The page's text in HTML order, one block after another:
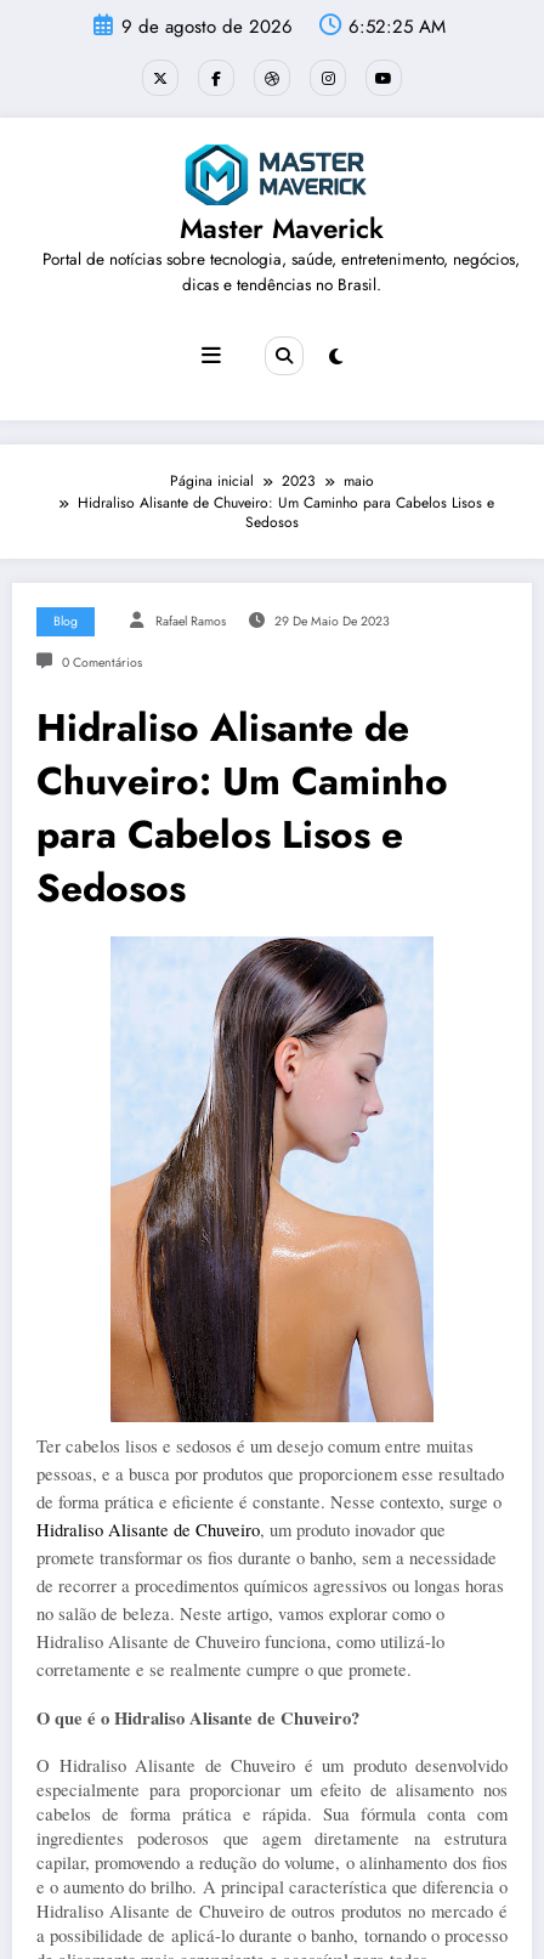
9 de agosto de 2026 6:52:25 AM
Master Maverick
Portal de notícias sobre tecnologia, saúde, entretenimento, negócios,
dicas e tendências no Brasil.
Página inicial 2023
maio
Hidraliso Alisante de Chuveiro: Um Caminho para Cabelos Lisos e
Sedosos
Blog Rafael Ramos 29 De Maio De 2023
0 Comentários
Hidraliso Alisante de
Chuveiro: Um Caminho
para Cabelos Lisos e
Sedosos
Ter cabelos lisos e sedosos é um desejo comum entre muitas
pessoas, e a busca por produtos que proporcionem esse resultado
Hidraliso Alisante de Chuveiro, um produto inovador que
promete transformar os fios durante o banho, sem a necessidade
de recorrer a procedimentos químicos agressivos ou longas horas
no salão de beleza. Neste artigo, vamos explorar como o
Hidraliso Alisante de Chuveiro funciona, como utilizá-lo
corretamente e se realmente cumpre o que promete.
O que é o Hidraliso Alisante de Chuveiro?
O Hidraliso Alisante de Chuveiro é um produto desenvolvido
especialmente para proporcionar um efeito de alisamento nos
cabelos de forma prática e rápida. Sua fórmula conta com
ingredientes poderosos que agem diretamente na estrutura
capilar, promovendo a redução do volume, o alinhamento dos fios
e o aumento do brilho. A principal característica que diferencia o
Hidraliso Alisante de Chuveiro de outros produtos no mercado é
a possibilidade de aplicá-lo durante o banho, tornando o processo